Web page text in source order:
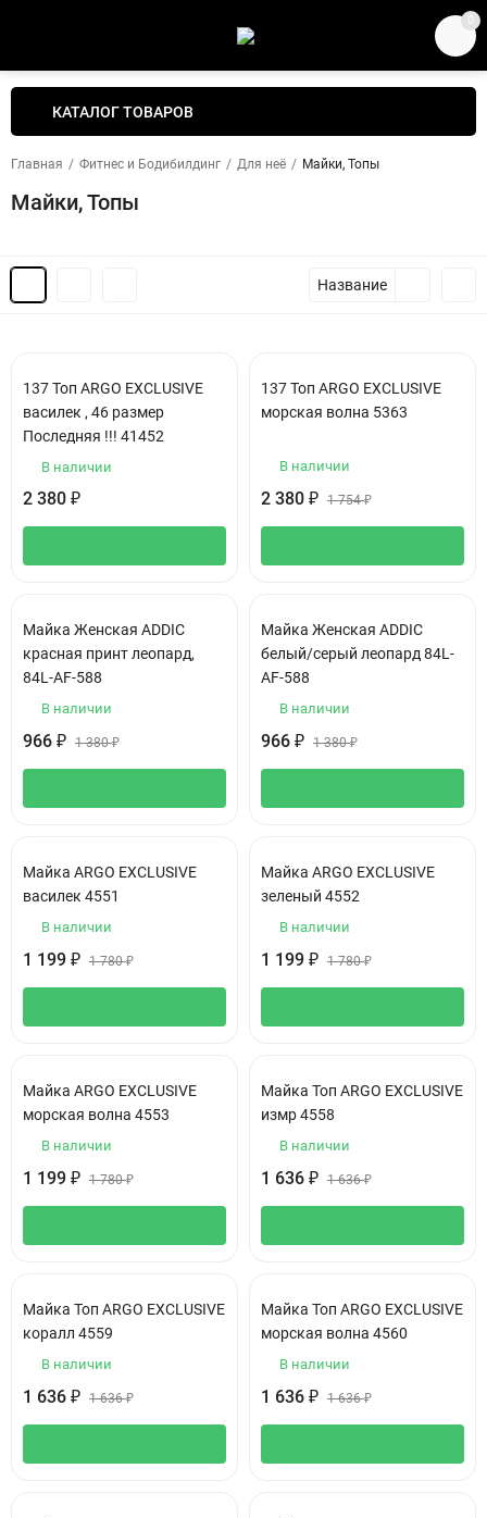
0
КАТАЛОГ ТОВАРОВ
Главная / Фитнес и Бодибилдинг / Для неё / Майки, Топы
Майки, Топы
Название
137 Топ ARGO EXCLUSIVE
василек , 46 размер
Последняя !!! 41452
В наличии
2 380 ₽
137 Топ ARGO EXCLUSIVE
морская волна 5363
В наличии
2 380 ₽ 1 754₽
Mайка Женская ADDIC
красная принт леопард,
84L-AF-588
В наличии
966 ₽ 1 380₽
Mайка Женская ADDIC
белый/серый леопард 84L-
AF-588
В наличии
966 ₽ 1 380₽
Майка ARGO EXCLUSIVE
василек 4551
В наличии
1 199 ₽ 1 780₽
Майка ARGO EXCLUSIVE
зеленый 4552
В наличии
1 199 ₽ 1 780₽
Майка ARGO EXCLUSIVE
морская волна 4553
В наличии
1 199 ₽ 1 780₽
Майка Топ ARGO EXCLUSIVE
измр 4558
В наличии
1 636 ₽ 1 636₽
Майка Топ ARGO EXCLUSIVE
коралл 4559
В наличии
1 636 ₽ 1 636₽
Майка Топ ARGO EXCLUSIVE
морская волна 4560
В наличии
1 636 ₽ 1 636₽